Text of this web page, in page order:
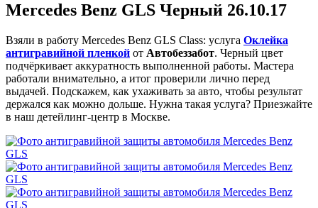
Mercedes Benz GLS Черный 26.10.17
Взяли в работу Mercedes Benz GLS Class: услуга Оклейка
антигравийной пленкой от Автобеззабот. Черный цвет
подчёркивает аккуратность выполненной работы. Мастера
работали внимательно, а итог проверили лично перед
выдачей. Подскажем, как ухаживать за авто, чтобы результат
держался как можно дольше. Нужна такая услуга? Приезжайте
в наш детейлинг-центр в Москве.